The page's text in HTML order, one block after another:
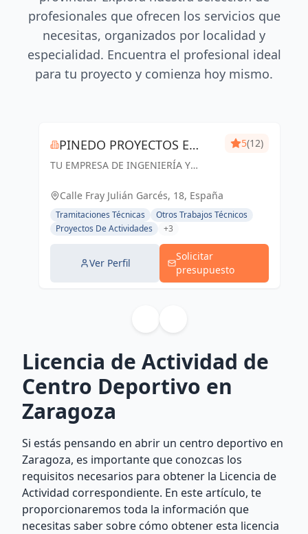
profesionales que ofrecen los servicios que
necesitas, organizados por localidad y
especialidad. Encuentra el profesional ideal
para tu proyecto y comienza hoy mismo.
PINEDO PROYECTOS E
INGENIERÍA
TU EMPRESA DE INGENIERÍA Y
Especialistas en Proyectos de
Ingeniería y Arquitectura, Licencias
de apertura y Gestión de Obras
5(12)
Calle Fray Julián Garcés, 18, España
Tramitaciones Técnicas
Otros Trabajos Técnicos
Proyectos De Actividades
+3
Ver Perfil
Solicitar
presupuesto
Licencia de Actividad de
Centro Deportivo en
Zaragoza
Si estás pensando en abrir un centro deportivo en
Zaragoza, es importante que conozcas los
requisitos necesarios para obtener la Licencia de
Actividad correspondiente. En este artículo, te
proporcionaremos toda la información que
necesitas saber sobre cómo obtener esta licencia